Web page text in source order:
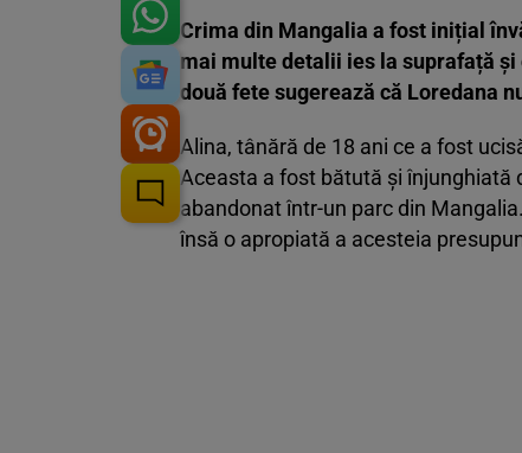
Crima din Mangalia a fost inițial
mai multe detalii ies la suprafață și
două fete sugerează că Loredana
Alina, tânără de 18 ani ce a fost
Aceasta a fost bătută și înjunghiată
abandonat într-un parc din
însă o apropiată a acesteia